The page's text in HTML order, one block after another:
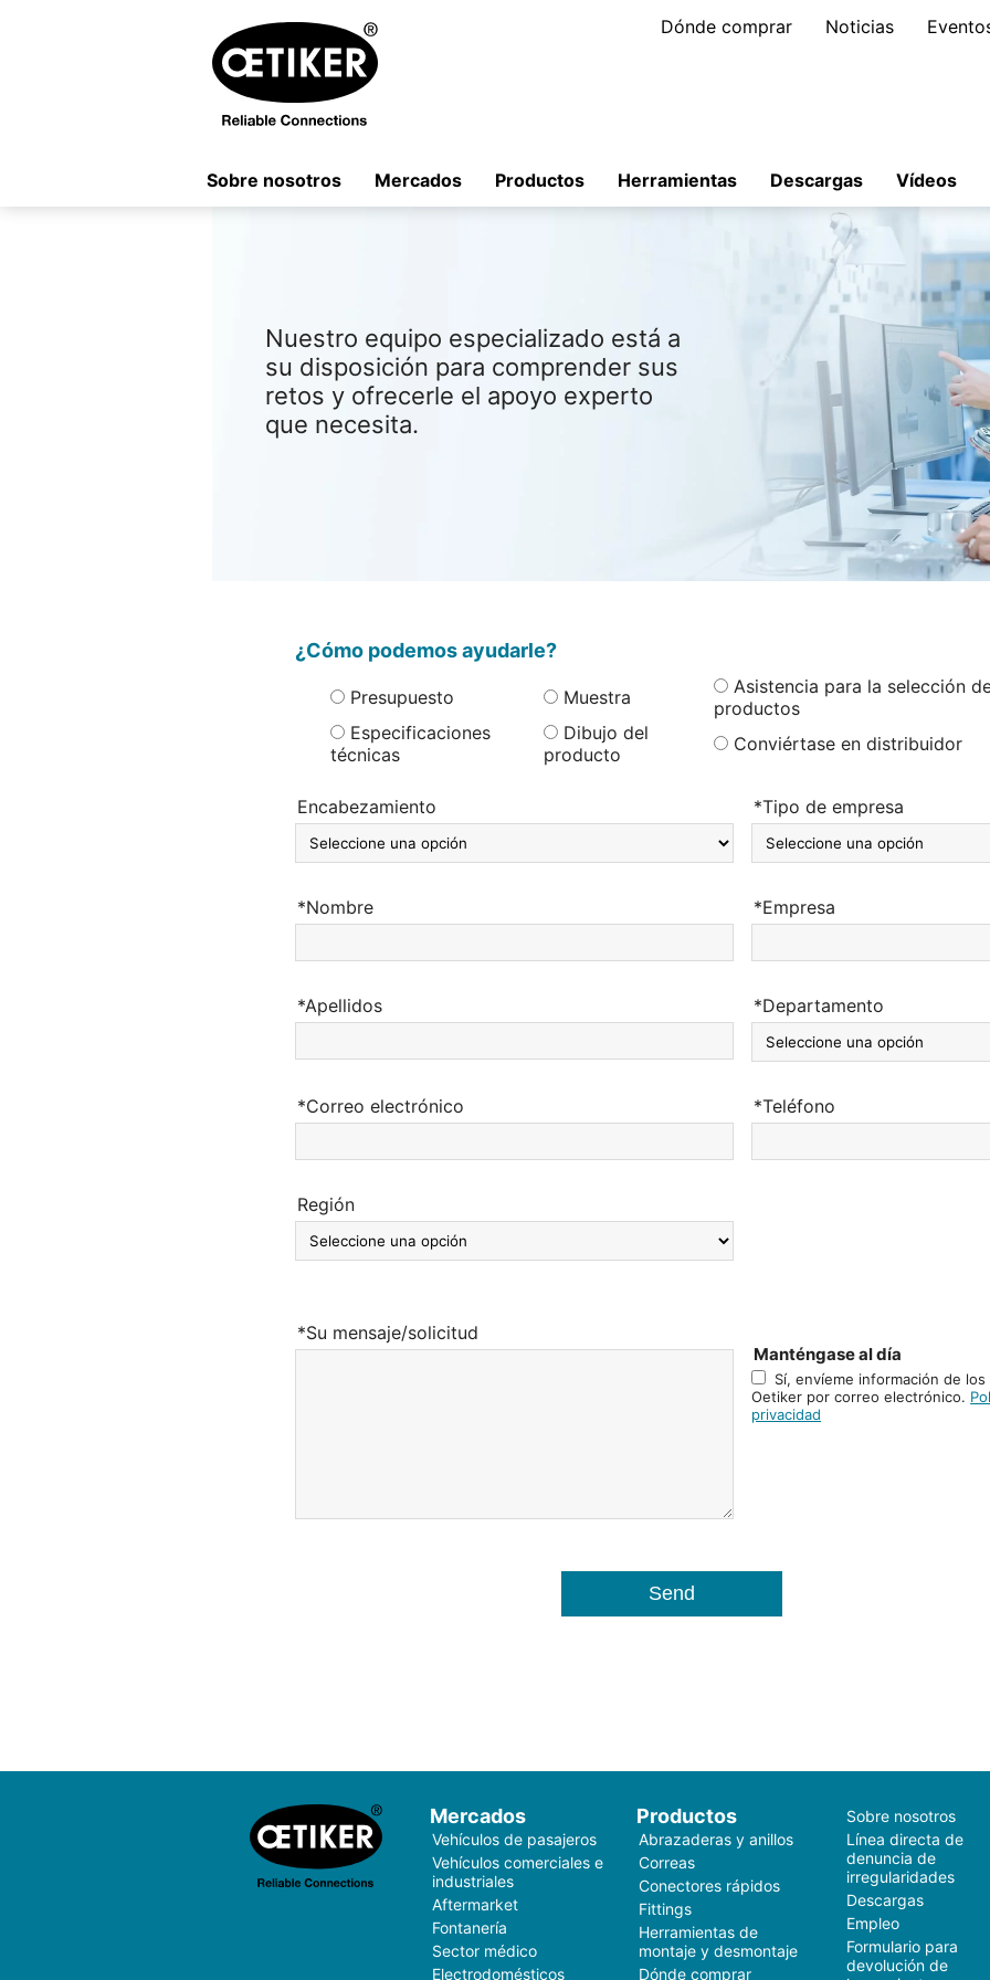
Dónde comprar Noticias
Sobre nosotros Mercados Productos Herramientas Descargas Vídeos
Nuestro equipo especializado está a
su disposición para comprender sus
retos y ofrecerle el apoyo experto
que necesita.
¿Cómo podemos ayudarle?
Presupuesto Muestra
Asistencia para la selección
productos
Especificaciones
técnicas
Dibujo del
producto
Conviértase en distribuidor
Encabezamiento *Tipo de empresa
*Nombre *Empresa
*Apellidos *Departamento
*Correo electrónico *Teléfono
Región
*Su mensaje/solicitud
Manténgase al día
Sí, envíeme información de
Oetiker por correo electrónico.
privacidad
Mercados
Vehículos de pasajeros
Vehículos comerciales e
industriales
Aftermarket
Fontanería
Sector médico
Electrodomésticos
Productos
Abrazaderas y anillos
Correas
Conectores rápidos
Fittings
Herramientas de
montaje y desmontaje
Dónde comprar
Sobre nosotros
Línea directa de
denuncia de
irregularidades
Descargas
Empleo
Formulario para
devolución de